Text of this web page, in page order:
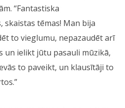
“Fantastiska
skaistas tēmas! Man bija
to vieglumu, nepazaudēt arī
un ielikt jūtu pasauli mūzikā,
to paveikt, un klausītāji to